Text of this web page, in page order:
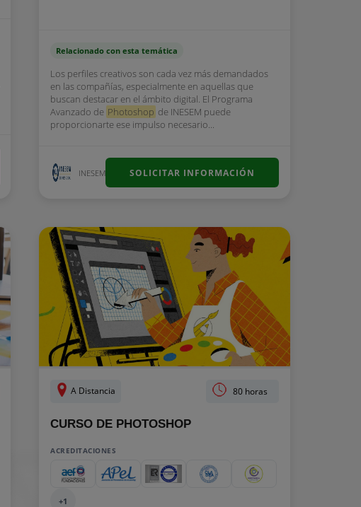
Relacionado con esta temática
Los perfiles creativos son cada vez más demandados
en las compañías, especialmente en aquellas que
buscan destacar en el ámbito digital. El Programa
Avanzado de Photoshop de INESEM puede
proporcionarte ese impulso necesario...
INESEM SOLICITAR INFORMACIÓN
A Distancia 80 horas
CURSO DE PHOTOSHOP
ACREDITACIONES
+1